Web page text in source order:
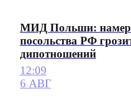
МИД Польши:
посольства РФ
дипотношений
12:09
6 АВГ